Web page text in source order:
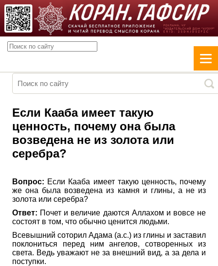
Если Кааба имеет такую
ценность, почему она была
возведена не из золота или
серебра?
Вопрос: Если Кааба имеет такую ценность, почему
же она была возведена из камня и глины, а не из
золота или серебра?
Ответ: Почет и величие даются Аллахом и вовсе не
состоят в том, что обычно ценится людьми.
Всевышний соторил Адама (а.с.) из глины и заставил
поклониться перед ним ангелов, сотворенных из
света. Ведь уважают не за внешний вид, а за дела и
поступки.